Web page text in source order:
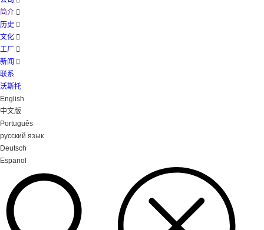
简介 
历史 
文化 
工厂

新闻 
联系
沃斯托
English
中文版
Português
русский язык
Deutsch
Espanol